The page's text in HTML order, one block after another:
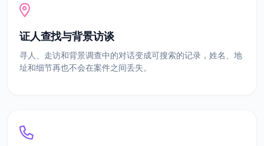
证人查找与背景访谈
寻人、走访和背景调查中的对话变成可搜索的记录，姓名、地
址和细节再也不会在案件之间丢失。